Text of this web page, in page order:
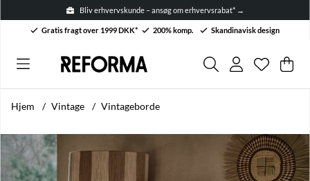
Bliv erhvervskunde – ansøg om erhvervsrabat* →
Gratis fragt over 1999 DKK* 200% komp. Skandinavisk design
Antal på
. .
Hjem Vintage Vintageborde